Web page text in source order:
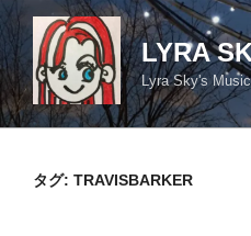
コ
ン
テ
ン
ツ
LYRA
Lyra Sky's
タグ: TRAVISBARKER